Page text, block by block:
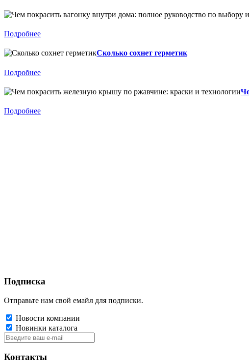
Подробнее
Сколько сохнет герметик
Подробнее
Подробнее
Подписка
Отправьте нам свой емайл для подписки.
Новости компании
Новинки каталога
Контакты